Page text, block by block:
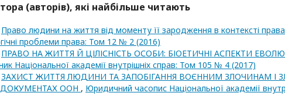
(авторів), які найбільше читають
Право людини на життя від моменту її зародження в контексті
проблеми права: Том 12 № 2 (2016)
ПРАВО НА ЖИТТЯ Й ЦІЛІСНІСТЬ ОСОБИ: БІОЕТИЧНІ АСПЕКТИ
Національної академії внутрішніх справ: Том 105 № 4 (2017)
ЗАХИСТ ЖИТТЯ ЛЮДИНИ ТА ЗАПОБІГАННЯ ВОЄННИМ ЗЛОЧИНАМ І
ООН , Юридичний часопис Національної академії